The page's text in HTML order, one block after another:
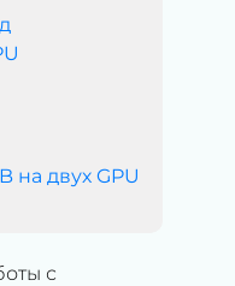
на двух GPU
с